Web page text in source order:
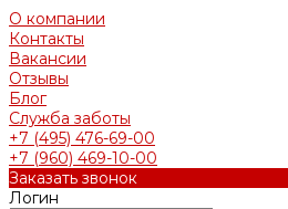
О компании
Контакты
Вакансии
Отзывы
Блог
Служба заботы
+7 (495) 476-69-00
+7 (960) 469-10-00
Заказать звонок
Логин